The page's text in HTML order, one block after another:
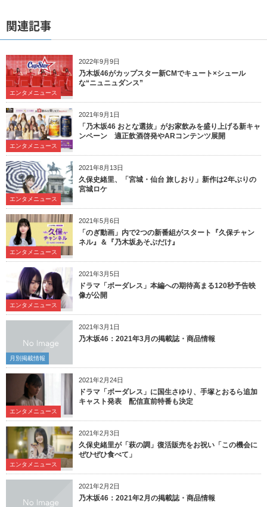
関連記事
2022年9月9日
エンタメニュース
乃木坂46がカップスター新CMでキュート×シュール
な“ニュニュダンス”
2021年9月1日
エンタメニュース
「乃木坂46 おとな選抜」がお家飲みを盛り上げる新キャ
ンペーン 適正飲酒啓発やARコンテンツ展開
2021年8月13日
エンタメニュース
久保史緒里、「宮城・仙台 旅しおり」新作は2年ぶりの
宮城ロケ
2021年5月6日
エンタメニュース
「のぎ動画」内で2つの新番組がスタート『久保チャン
ネル』＆『乃木坂あそぶだけ』
2021年3月5日
エンタメニュース
ドラマ「ボーダレス」本編への期待高まる120秒予告映
像が公開
2021年3月1日
月別掲載情報
乃木坂46：2021年3月の掲載誌・商品情報
2021年2月24日
エンタメニュース
ドラマ「ボーダレス」に国生さゆり、手塚とおるら追加
キャスト発表 配信直前特番も決定
2021年2月3日
エンタメニュース
久保史緒里が「萩の調」復活販売をお祝い「この機会に
ぜひぜひ食べて」
2021年2月2日
乃木坂46：2021年2月の掲載誌・商品情報